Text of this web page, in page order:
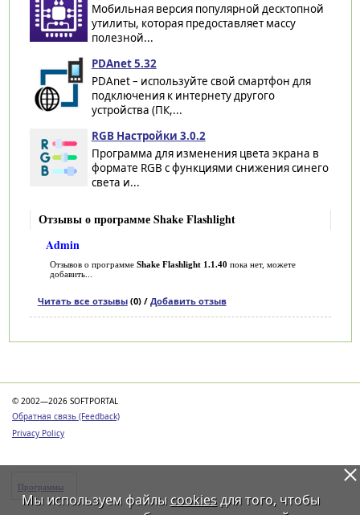
Мобильная версия популярной десктопной
утилиты, которая предоставляет массу
полезной...
PDAnet 5.32
PDAnet – используйте свой смартфон для
подключения к интернету другого
устройства (ПК,...
RGB Настройки 3.0.2
Программа для изменения цвета экрана в
формате RGB с функциями снижения синего
света и...
Отзывы о программе Shake Flashlight
Admin
Отзывов о программе Shake Flashlight 1.1.40 пока нет, можете
добавить...
Читать все отзывы(0) / Добавить отзыв
© 2002—2026 SOFTPORTAL
Обратная связь (Feedback)
Privacy Policy
Программы
Мы используем файлы cookiesдля того, чтобы